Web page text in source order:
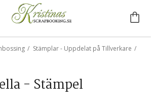
/ Stämplar - Uppdelat på Tillverkare /
- Stämpel